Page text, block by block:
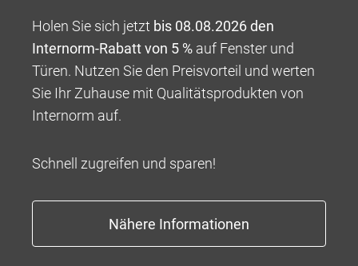
100 % VERANTWORTUNG
Wir bieten Ihnen ein Rundum-sorglos-Paket für die
beginnend mit einer kompetenten Beratung über eine
Garantieleistungen, die weit über das übliche Maß
hinausgehen.
Holen Sie sich jetzt bis 08.08.2026 den
Internorm-Rabatt von 5 % auf Fenster und
Türen. Nutzen Sie den Preisvorteil und werten
Sie Ihr Zuhause mit Qualitätsprodukten von
Internorm auf.
Schnell zugreifen und sparen!